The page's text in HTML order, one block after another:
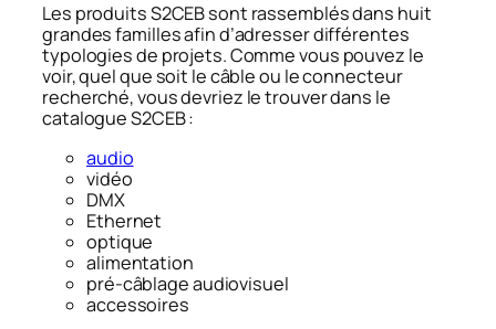
Les produits S2CEB sont rassemblés dans huit
grandes familles afin d’adresser différentes
typologies de projets. Comme vous pouvez le
voir, quel que soit le câble ou le connecteur
recherché, vous devriez le trouver dans le
catalogue S2CEB :
audio
vidéo
DMX
Ethernet
optique
alimentation
pré-câblage audiovisuel
accessoires